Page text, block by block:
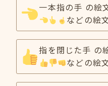
一本指の手 の絵
などの絵
指を閉じた手 の
などの絵